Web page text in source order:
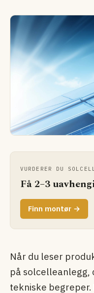
VURDERER DU
Få 2–3
Finn montør →
Når du leser
på solcelleanlegg,
tekniske